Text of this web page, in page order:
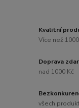
Kvalitní
Více než 1000
Doprava
nad 1000 Kč
všech